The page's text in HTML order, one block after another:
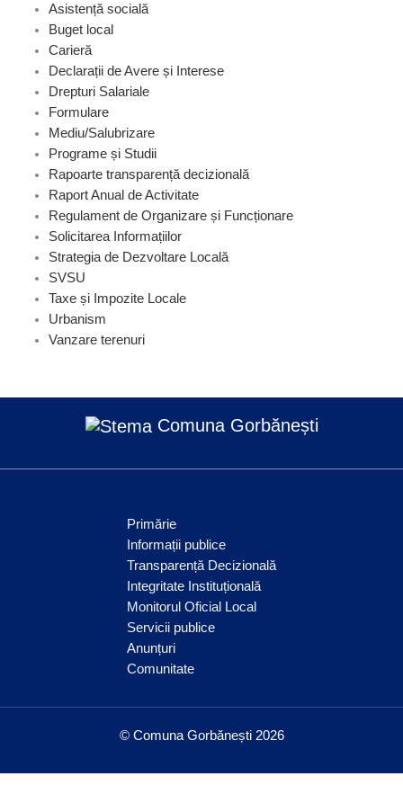
Asistență socială
Buget local
Carieră
Declarații de Avere și Interese
Drepturi Salariale
Formulare
Mediu/Salubrizare
Programe și Studii
Rapoarte transparență decizională
Raport Anual de Activitate
Regulament de Organizare și Funcționare
Solicitarea Informațiilor
Strategia de Dezvoltare Locală
SVSU
Taxe și Impozite Locale
Urbanism
Vanzare terenuri
Comuna Gorbănești
Primărie
Informații publice
Transparență Decizională
Integritate Instituțională
Monitorul Oficial Local
Servicii publice
Anunțuri
Comunitate
© Comuna Gorbănești 2026